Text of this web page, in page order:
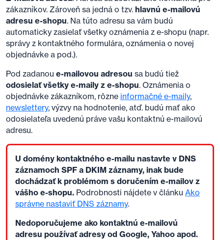
zákazníkov. Zároveň sa jedná o tzv. hlavnú e-mailovú
adresu e-shopu. Na túto adresu sa vám budú
automaticky zasielať všetky oznámenia z e-shopu (napr.
správy z kontaktného formulára, oznámenia o novej
objednávke a pod.).
Pod zadanou e-mailovou adresou sa budú tiež
odosielať všetky e-maily z e-shopu. Oznámenia o
objednávke zákazníkom, rôzne informačné e-maily,
newslettery, výzvy na hodnotenie, atď. budú mať ako
odosielateľa uvedenú práve vašu kontaktnú e-mailovú
adresu.
U domény kontaktného e-mailu nastavte v DNS
záznamoch SPF a DKIM záznamy, inak bude
dochádzať k problémom s doručením e-mailov z
vášho e-shopu. Podrobnosti nájdete v článku Ako
správne nastaviť DNS záznamy.
Nedoporučujeme ako kontaktnú e-mailovú
adresu používať adresy od Google, Yahoo apod.